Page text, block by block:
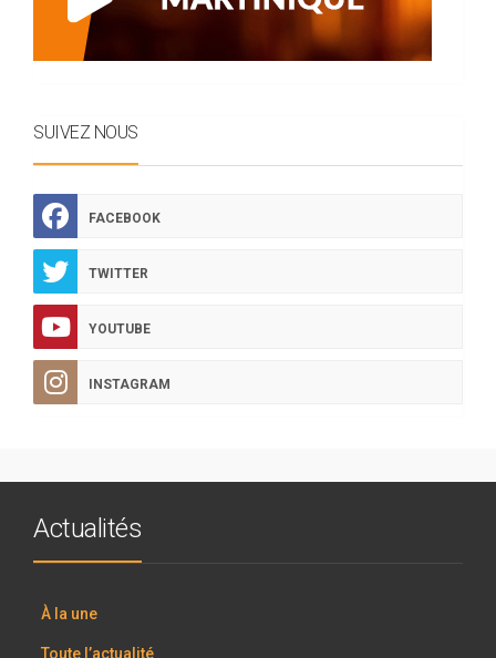
SUIVEZ NOUS
FACEBOOK
TWITTER
YOUTUBE
INSTAGRAM
Actualités
À la une
Toute l’actualité